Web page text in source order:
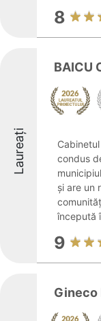
8
Laureați
BAICU
condus
și are un
începută
9
Gineco